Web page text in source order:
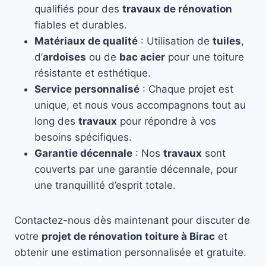
qualifiés pour des travaux de rénovation
fiables et durables.
Matériaux de qualité : Utilisation de tuiles,
d’ardoises ou de bac acier pour une toiture
résistante et esthétique.
Service personnalisé : Chaque projet est
unique, et nous vous accompagnons tout au
long des travaux pour répondre à vos
besoins spécifiques.
Garantie décennale : Nos travaux sont
couverts par une garantie décennale, pour
une tranquillité d’esprit totale.
Contactez-nous dès maintenant pour discuter de
votre projet de rénovation toiture à Birac et
obtenir une estimation personnalisée et gratuite.